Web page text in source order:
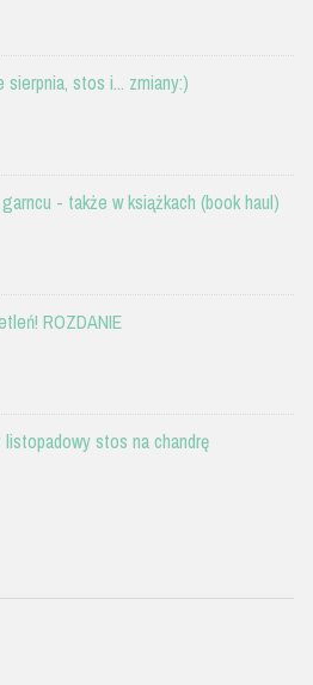
sierpnia, stos i... zmiany:)
- także w książkach (book haul)
ROZDANIE
stos na chandrę